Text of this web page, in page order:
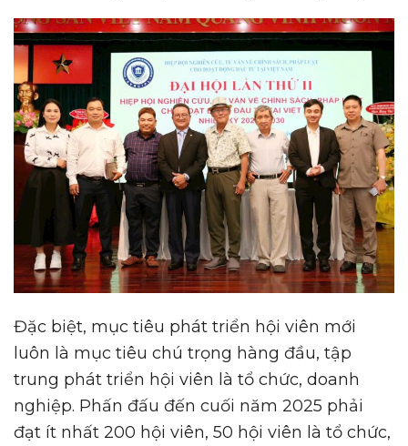
Đặc biệt, mục tiêu phát triển hội viên mới
luôn là mục tiêu chú trọng hàng đầu, tập
trung phát triển hội viên là tổ chức, doanh
nghiệp. Phấn đấu đến cuối năm 2025 phải
đạt ít nhất 200 hội viên, 50 hội viên là tổ chức,